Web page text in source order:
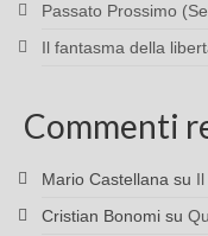
Passato Prossimo
Il fantasma della
Commenti
Mario Castellana su
Cristian Bonomi su